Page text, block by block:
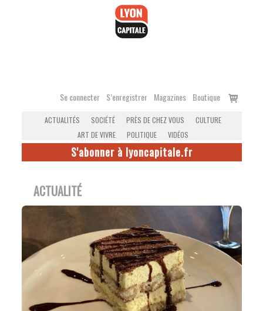
Se connecter S’enregistrer Magazines Boutique
Voir
ACTUALITÉS SOCIÉTÉ PRÈS DE CHEZ VOUS
CULTURE
ART DE VIVRE
POLITIQUE VIDÉOS
S'abonner à lyoncapitale.fr
ACTUALITÉ